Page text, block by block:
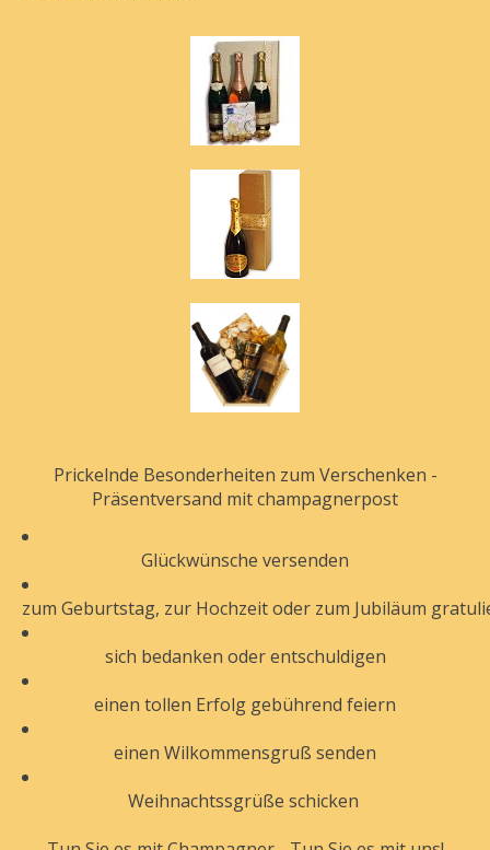
Prickelnde Besonderheiten zum Verschenken -
Präsentversand mit champagnerpost
Glückwünsche versenden
zum Geburtstag, zur Hochzeitoder zum Jubiläum
sich bedanken oderentschuldigen
einen tollen Erfolg gebührend feiern
einen Wilkommensgruß senden
Weihnachtssgrüße schicken